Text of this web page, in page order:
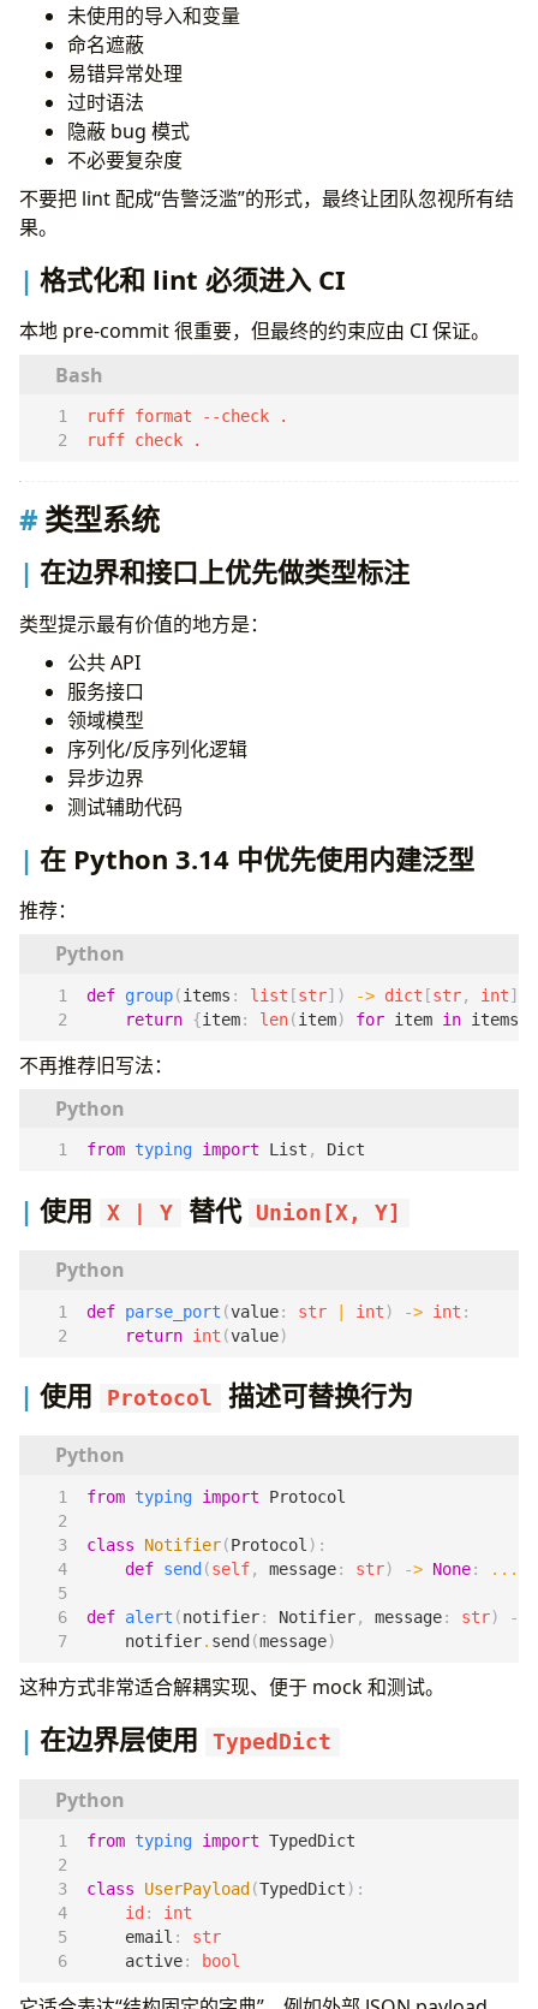
[tool.ruff.lint]
select
[tool.
quote-style
[tool.pytest
testpaths = ["tests"]
addopts
= "-q --strict-markers --disable-
python_version = "3.14"
warn_unused_configs = true
未使用的导入和变量
命名遮蔽
易错异常处理
过时语法
隐蔽 bug 模式
不必要复杂度
不要把 lint 配成“告警泛滥”的形式，最终让团队忽视所有结
果。
格式化和 lint 必须进入 CI
本地 pre-commit 很重要，但最终的约束应由 CI 保证。
ruff check .
类型系统
在边界和接口上优先做类型标注
类型提示最有价值的地方是：
公共 API
服务接口
领域模型
序列化/反序列化逻辑
异步边界
测试辅助代码
在 Python 3.14 中优先使用内建泛型
推荐：
def group(items : list [str]) -> dict [str, int]:
return {item: len(item) for item in items
不再推荐旧写法：
from typing import List , Dict
使用 X | Y 替代 Union[X, Y]
def parse_port (value: str int) -> int :
return int (value)
使用 Protocol 描述可替换行为
from typing import Protocol
class Notifier(Protocol ):
def send (self, message: str) -> None: ...
def alert (notifier: Notifier, message: str)
->
notifier. send (message)
这种方式非常适合解耦实现、便于 mock 和测试。
在边界层使用 TypedDict
from typing import TypedDict
class UserPayload (TypedDict):
id :
int
email :
str
active: bool